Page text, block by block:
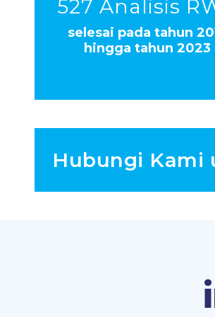
527 Analisis
selesai pada tahun
hingga tahun 2023
Hubungi